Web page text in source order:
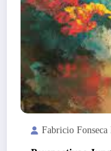
Fabricio Fonseca